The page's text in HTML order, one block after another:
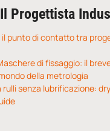
Progettista
il punto di contatto tra
di fissaggio: il
della metrologia
rulli senza lubrificazione: